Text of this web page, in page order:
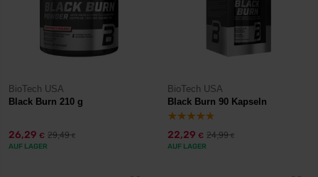
BioTech USA
Black Burn 210 g
26,29 € 29,49€
AUF LAGER
BioTech USA
Black Burn 90 Kapseln
22,29 € 24,99€
AUF LAGER